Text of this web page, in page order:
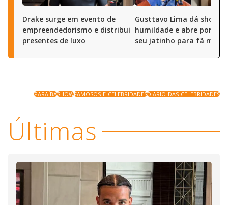
Drake surge em evento de
empreendedorismo e distribui
presentes de luxo
Gusttavo Lima dá show
humildade e abre portas
seu jatinho para fã mirim
PARAÍBASHOWFAMOSOS-E-CELEBRIDADESDIARIO-DAS-CELEBRIDADES
Últimas